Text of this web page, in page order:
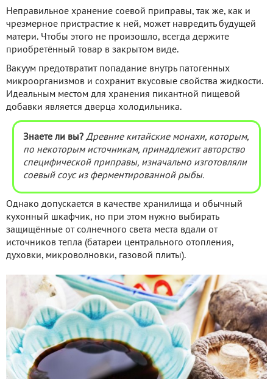
Неправильное хранение соевой приправы, так же, как и
чрезмерное пристрастие к ней, может навредить будущей
матери. Чтобы этого не произошло, всегда держите
приобретённый товар в закрытом виде.
Вакуум предотвратит попадание внутрь патогенных
микроорганизмов и сохранит вкусовые свойства жидкости.
Идеальным местом для хранения пикантной пищевой
добавки является дверца холодильника.
Знаете ли вы? Древние китайские монахи, которым,
по некоторым источникам, принадлежит авторство
специфической приправы, изначально изготовляли
соевый соус из ферментированной рыбы.
Однако допускается в качестве хранилища и обычный
кухонный шкафчик, но при этом нужно выбирать
защищённые от солнечного света места вдали от
источников тепла (батареи центрального отопления,
духовки, микроволновки, газовой плиты).